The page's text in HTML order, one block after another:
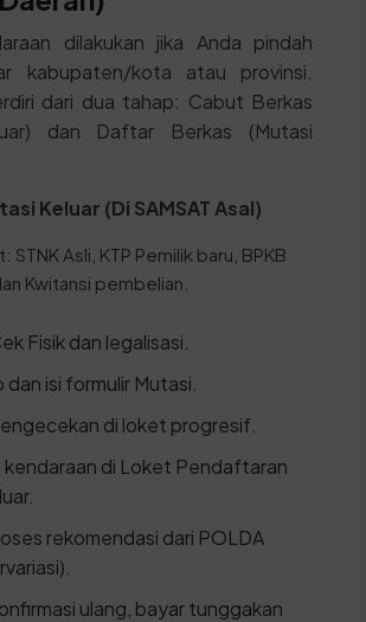
dilakukan jika Anda pindah
kabupaten/kota atau provinsi.
dari dua tahap: Cabut Berkas
dan Daftar Berkas (Mutasi
Keluar (Di SAMSAT Asal)
STNK Asli, KTP Pemilik baru, BPKB
Kwitansi pembelian.
Fisik dan legalisasi.
dan isi formulir Mutasi.
di loket progresif.
di Loket Pendaftaran
rekomendasi dari POLDA
ulang, bayar tunggakan